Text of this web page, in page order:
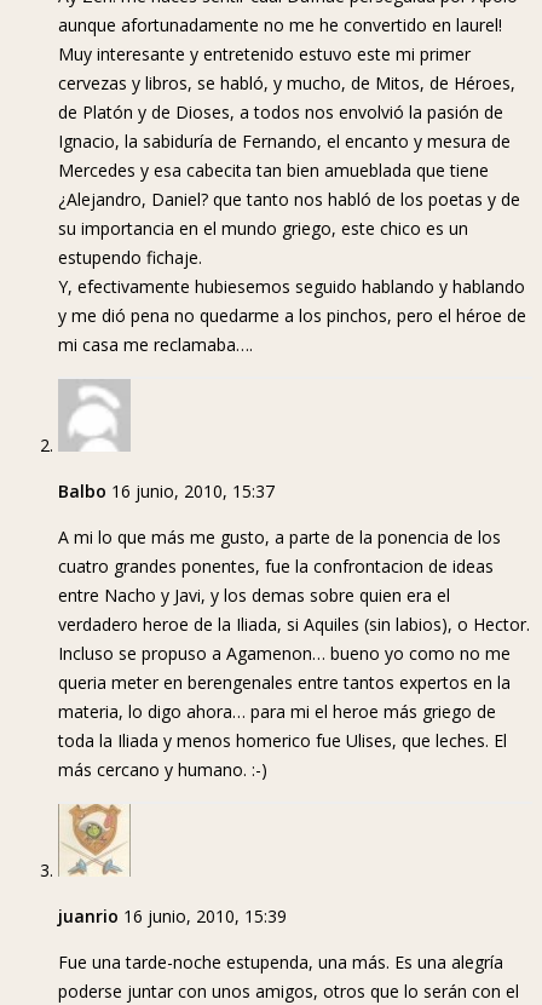
aunque afortunadamente no me he convertido en laurel!
Muy interesante y entretenido estuvo este mi primer
cervezas y libros, se habló, y mucho, de Mitos, de Héroes,
de Platón y de Dioses, a todos nos envolvió la pasión de
Ignacio, la sabiduría de Fernando, el encanto y mesura de
Mercedes y esa cabecita tan bien amueblada que tiene
¿Alejandro, Daniel? que tanto nos habló de los poetas y de
su importancia en el mundo griego, este chico es un
estupendo fichaje.
Y, efectivamente hubiesemos seguido hablando y hablando
y me dió pena no quedarme a los pinchos, pero el héroe de
mi casa me reclamaba….
Balbo 16 junio, 2010, 15:37
A mi lo que más me gusto, a parte de la ponencia de los
cuatro grandes ponentes, fue la confrontacion de ideas
entre Nacho y Javi, y los demas sobre quien era el
verdadero heroe de la Iliada, si Aquiles (sin labios), o Hector.
Incluso se propuso a Agamenon… bueno yo como no me
queria meter en berengenales entre tantos expertos en la
materia, lo digo ahora… para mi el heroe más griego de
toda la Iliada y menos homerico fue Ulises, que leches. El
más cercano y humano. :-)
juanrio 16 junio, 2010, 15:39
Fue una tarde-noche estupenda, una más. Es una alegría
poderse juntar con unos amigos, otros que lo serán con el